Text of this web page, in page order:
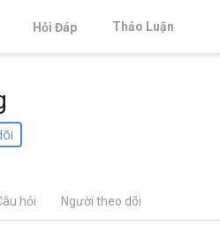
Hỏi Đáp Thảo Luận
hỏi Người theo dõi